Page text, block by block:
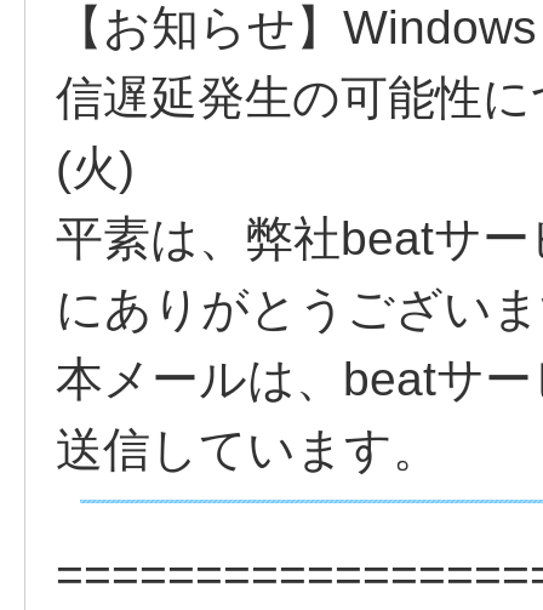
【お知らせ】
信遅延発生の可能性
(火)
平素は、弊社beatサ
にありがとうござい
本メールは、beatサ
送信しています。